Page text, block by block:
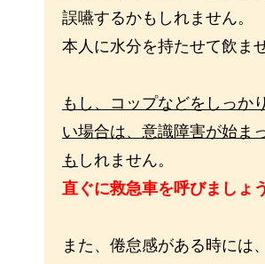
誤嚥するかもしれません。
本人に水分を持たせて飲ま
もし、コップなどをしっか
い場合は、意識障害が始ま
も しれません。
直ぐに救急車を呼びましょう
また、倦怠感がある時には